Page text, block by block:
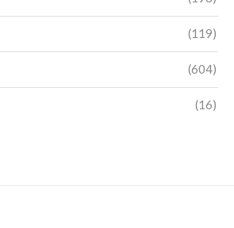
(119)
(604)
(16)